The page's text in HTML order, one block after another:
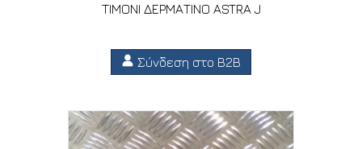
ΤΙΜΟΝΙ ΔΕΡΜΑΤΙΝΟ ASTRA J
Σύνδεση στο B2B